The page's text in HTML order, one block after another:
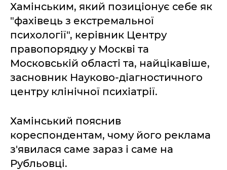
Хамінським, який позиціонує себе як
"фахівець з екстремальної
психології", керівник Центру
правопорядку у Москві та
Московській області та, найцікавіше,
засновник Науково-діагностичного
центру клінічної психіатрії.
Хамінський пояснив
кореспондентам, чому його реклама
з'явилася саме зараз і саме на
Рубльовці.